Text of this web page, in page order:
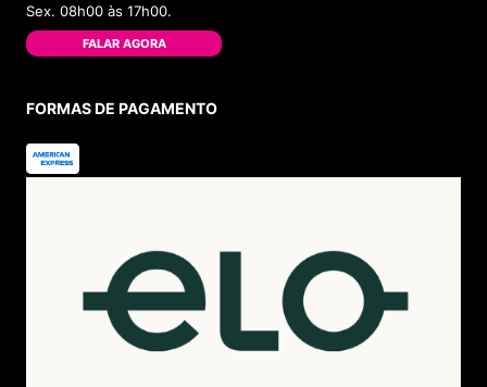
Sex. 08h00 às 17h00.
FALAR AGORA
FORMAS DE PAGAMENTO